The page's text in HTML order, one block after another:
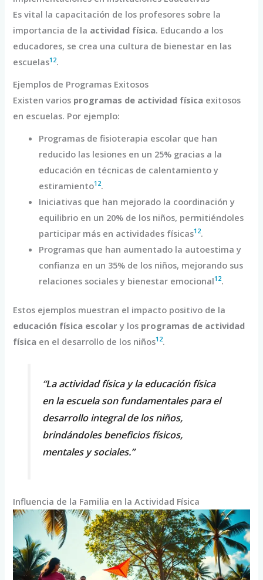
Es vital la capacitación de los profesores sobre la
importancia de la actividad física. Educando a los
educadores, se crea una cultura de bienestar en las
escuelas12.
Ejemplos de Programas Exitosos
Existen varios programas de actividad física exitosos
en escuelas. Por ejemplo:
Programas de fisioterapia escolar que han
reducido las lesiones en un 25% gracias a la
educación en técnicas de calentamiento y
estiramiento12.
Iniciativas que han mejorado la coordinación y
equilibrio en un 20% de los niños, permitiéndoles
participar más en actividades físicas12.
Programas que han aumentado la autoestima y
confianza en un 35% de los niños, mejorando sus
relaciones sociales y bienestar emocional12.
Estos ejemplos muestran el impacto positivo de la
educación física escolar y los programas de actividad
física en el desarrollo de los niños12.
“La actividad física y la educación física
en la escuela son fundamentales para el
desarrollo integral de los niños,
brindándoles beneficios físicos,
mentales y sociales.”
Influencia de la Familia en la Actividad Física